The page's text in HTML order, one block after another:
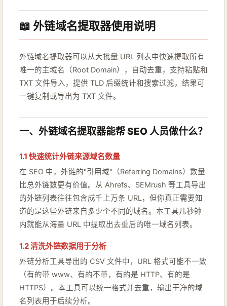
📖 外链域名提取器使用说明
外链域名提取器可以从大批量 URL 列表中快速提取所有
唯一的主域名（Root Domain），自动去重，支持粘贴和
TXT 文件导入，提供 TLD 后缀统计和搜索过滤，结果可
一键复制或导出为 TXT 文件。
一、外链域名提取器能帮 SEO 人员做什么？
1.1 快速统计外链来源域名数量
在 SEO 中，外链的"引用域"（Referring Domains）数量
比总外链数更有价值。从 Ahrefs、SEMrush 等工具导出
的外链列表往往包含成千上万条 URL，但你真正需要知
道的是这些外链来自多少个不同的域名。本工具几秒钟
内就能从海量 URL 中提取出去重后的唯一域名列表。
1.2 清洗外链数据用于分析
外链分析工具导出的 CSV 文件中，URL 格式可能不一致
（有的带 www、有的不带，有的是 HTTP、有的是
HTTPS）。本工具可以统一格式并去重，输出干净的域
名列表用于后续分析。